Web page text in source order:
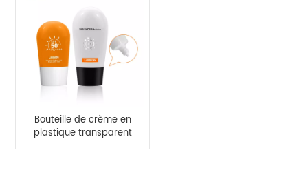
Bouteille de crème en
plastique transparent
de 20 ml et 40 ml pour